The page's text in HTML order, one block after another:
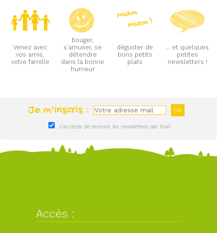
Venez avec
vos amis,
votre famille
bouger,
s'amuser, se
détendre
dans la bonne
humeur
déguster de
bons petits
plats
... et quelques
petites
newsletters !
Je m'inscris :
J'accepte de recevoir les newsletters par mail
Accès :